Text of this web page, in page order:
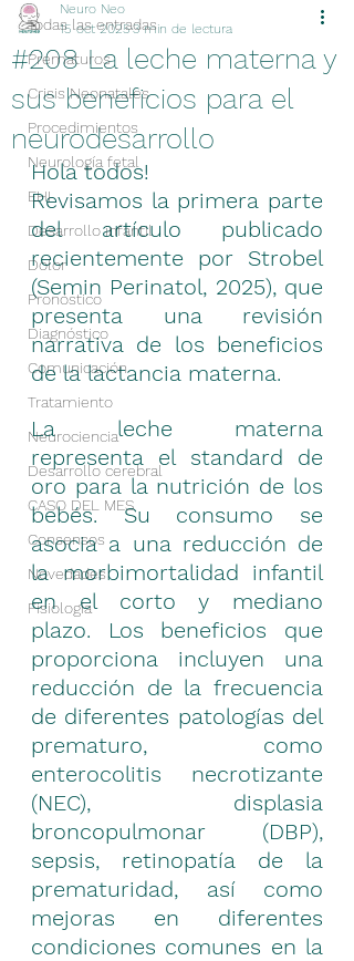
Todas las entradas
Prematuros
Crisis Neonatales
Procedimientos
Neurología fetal
EHI
Desarrollo infantil
Dolor
Pronóstico
Diagnóstico
Comunicación
Tratamiento
Neurociencia
Desarrollo cerebral
CASO DEL MES
Consensos
Novedades
Fisiología
#208 La leche materna y
sus beneficios para el
neurodesarrollo
Neuro Neo
15 oct 20253 min de lectura
Hola todos!
Revisamos la primera parte
del artículo publicado
recientemente por Strobel
(Semin Perinatol, 2025), que
presenta una revisión
narrativa de los beneficios
de la lactancia materna.
La leche materna
representa el standard de
oro para la nutrición de los
bebés. Su consumo se
asocia a una reducción de
la morbimortalidad infantil
en el corto y mediano
plazo. Los beneficios que
proporciona incluyen una
reducción de la frecuencia
de diferentes patologías del
prematuro, como
enterocolitis necrotizante
(NEC), displasia
broncopulmonar (DBP),
sepsis, retinopatía de la
prematuridad, así como
mejoras en diferentes
condiciones comunes en la